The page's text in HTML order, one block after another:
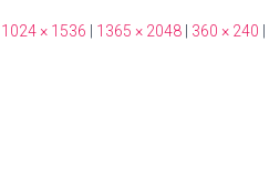
1024 × 1536 1365 × 2048 360 × 240